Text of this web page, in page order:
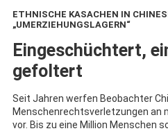
ETHNISCHE KASACHEN IN
„UMERZIEHUNGSLAGERN“
Eingeschüchtert,
gefoltert
Seit Jahren werfen Beobachter
Menschenrechtsverletzungen an
vor. Bis zu eine Million Menschen